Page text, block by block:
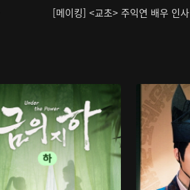
[메이킹] <교초> 주익연 배우 인사